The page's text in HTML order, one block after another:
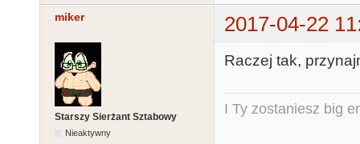
miker 2017-04-22
Starszy Sierżant Sztabowy
Nieaktywny
Raczej tak,
I Ty zostaniesz big